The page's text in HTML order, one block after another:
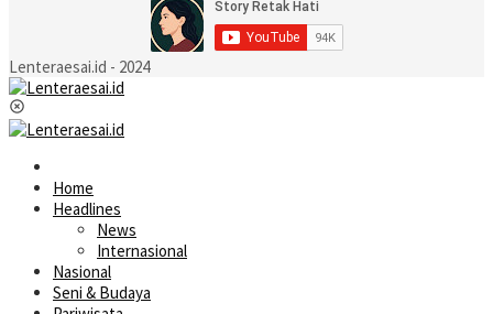
Lenteraesai.id - 2024
Home
Headlines
News
Internasional
Nasional
Seni & Budaya